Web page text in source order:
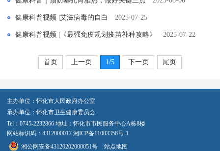
健康科普视频 |艾滋病毒的自白 2025-07-25
健康科普视频 |《最强免疫规划疫苗补种攻略》 2025-07-22
首页 上一页 1/5 下一页 尾页
主办单位：怀化市人民政府办公室
承办单位：怀化市卫生健康委员会
Tel：0745-2232866 地址：怀化市市民服务中心A栋8楼
网站标识码：4312000017 湘ICP备11003356号-1
湘公网安备43120202000051号
站点地图